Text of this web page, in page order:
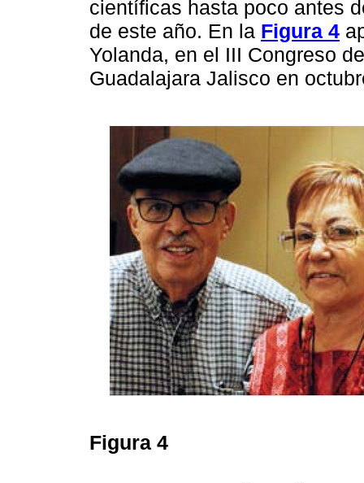
científicas hasta poco antes
de este año. En la Figura 4
Yolanda, en el III Congreso
Guadalajara Jalisco en
Figura 4